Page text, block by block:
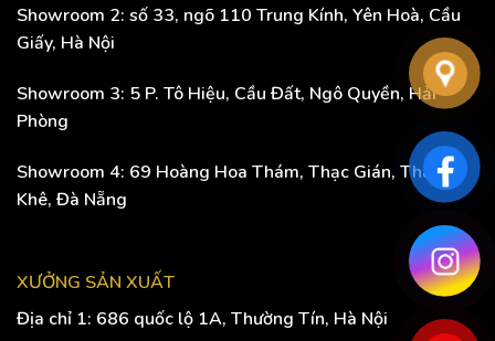
Showroom 2: số 33, ngõ 110 Trung Kính, Yên Hoà, Cầu
Giấy, Hà Nội
Showroom 3: 5 P. Tô Hiệu, Cầu Đất, Ngô Quyền, Hải
Phòng
Showroom 4: 69 Hoàng Hoa Thám, Thạc Gián, Thanh
Khê, Đà Nẵng
XƯỞNG SẢN XUẤT
Địa chỉ 1: 686 quốc lộ 1A, Thường Tín, Hà Nội